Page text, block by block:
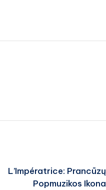
L’Impératrice: Prancūzų
Popmuzikos Ikona